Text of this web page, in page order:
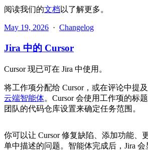
阅读我们的文档 以了解更多。
May 19, 2026 · Changelog
Jira 中的 Cursor
Cursor 现已可在 Jira 中使用。
将工作项分配给 Cursor，或在评论中提及
云端智能体。Cursor 会使用工作项的标
团队的代码仓库设置来确定任务范围。
你可以让 Cursor 修复缺陷、添加功能、
单中描述的问题。智能体完成后，Jira 会